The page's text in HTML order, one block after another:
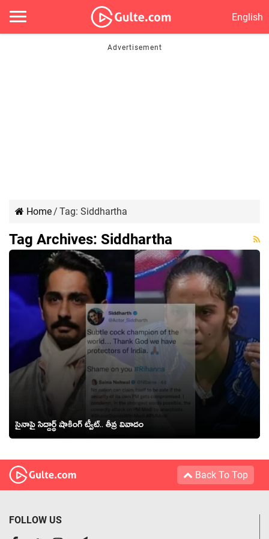
English
Home/ Tag: Siddhartha
Tag Archives: Siddhartha
సైనాపై సిద్దార్థ్ షాకింగ్ ట్వీట్.. తీవ్ర వివాదం
Back To Top
FOLLOW US